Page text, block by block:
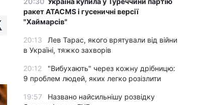
ракет ATACMS і гусеничні версії
"Хаймарсів"
20:13
Лев Тарас, якого врятували від війни
в Україні, тяжко захворів
20:12
"Вибухають" через кожну дрібницю:
9 проблем людей, яких легко розізлити
19:57
Названо найсильнішу розвідку